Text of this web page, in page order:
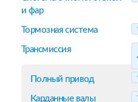
и фар
Тормозная система
Трансмиссия
Полный привод
Карданные валы